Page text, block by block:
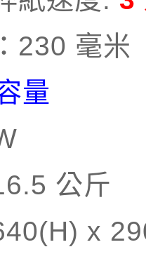
230 毫米
量
公斤
x